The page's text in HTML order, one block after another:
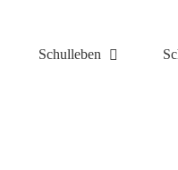
Schulleben